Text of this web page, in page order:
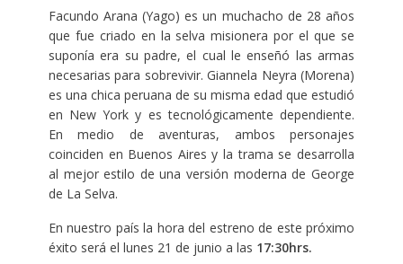
Facundo Arana (Yago) es un muchacho de 28 años
que fue criado en la selva misionera por el que se
suponía era su padre, el cual le enseñó las armas
necesarias para sobrevivir. Giannela Neyra (Morena)
es una chica peruana de su misma edad que estudió
en New York y es tecnológicamente dependiente.
En medio de aventuras, ambos personajes
coinciden en Buenos Aires y la trama se desarrolla
al mejor estilo de una versión moderna de George
de La Selva.
En nuestro país la hora del estreno de este próximo
éxito será el lunes 21 de junio a las 17:30hrs.